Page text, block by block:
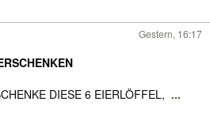
Gestern, 16:17
DIESE 6 EIERLÖFFEL, ...